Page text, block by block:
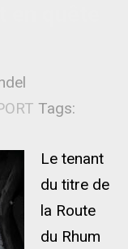
Tags:
Le tenant
du titre de
la Route
du Rhum